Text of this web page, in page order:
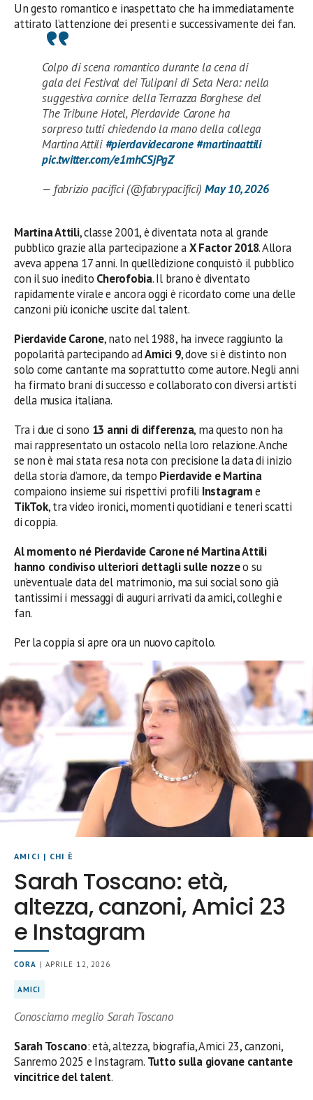
Un gesto romantico e inaspettato che ha immediatamente
attirato l’attenzione dei presenti e successivamente dei fan.
Colpo di scena romantico durante la cena di
gala del Festival dei Tulipani di Seta Nera: nella
suggestiva cornice della Terrazza Borghese del
The Tribune Hotel, Pierdavide Carone ha
sorpreso tutti chiedendo la mano della collega
Martina Attili #pierdavidecarone #martinaattili
pic.twitter.com/e1mhCSjPgZ
— fabrizio pacifici (@fabrypacifici)May 10, 2026
Martina Attili, classe 2001, è diventata nota al grande
pubblico grazie alla partecipazione aX Factor 2018. Allora
aveva appena 17 anni. In quell’edizione conquistò il pubblico
con il suo inedito Cherofobia. Il brano è diventato
rapidamente virale e ancora oggi è ricordato come una delle
canzoni più iconiche uscite dal talent.
Pierdavide Carone, nato nel 1988, ha invece raggiunto la
popolarità partecipando adAmici 9, dove si è distinto non
solo come cantante ma soprattutto come autore. Negli anni
ha firmato brani di successo e collaborato con diversi artisti
della musica italiana.
Tra i due ci sono 13 anni di differenza, ma questo non ha
mai rappresentato un ostacolo nella loro relazione. Anche
se non è mai stata resa nota con precisione la data di inizio
della storia d’amore, da tempo Pierdavide e Martina
compaiono insieme sui rispettivi profili Instagrame
TikTok, tra video ironici, momenti quotidiani e teneri scatti
di coppia.
Al momento né Pierdavide Carone né Martina Attili
hanno condiviso ulteriori dettagli sulle nozzeo su
un’eventuale data del matrimonio, ma sui social sono già
tantissimi i messaggi di auguri arrivati da amici, colleghi e
fan.
Per la coppia si apre ora un nuovo capitolo.
AMICI | CHI È
Sarah Toscano: età,
altezza, canzoni, Amici 23
e Instagram
CORA | APRILE 12, 2026
AMICI
Conosciamo meglio Sarah Toscano
Sarah Toscano: età, altezza, biografia, Amici 23, canzoni,
Sanremo 2025 e Instagram. Tutto sulla giovane cantante
vincitrice del talent.